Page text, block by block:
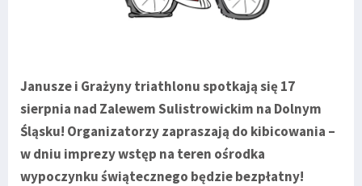
Janusze i Grażyny triathlonu spotkają się 17
sierpnia nad Zalewem Sulistrowickim na Dolnym
Śląsku! Organizatorzy zapraszają do kibicowania –
w dniu imprezy wstęp na teren ośrodka
wypoczynku świątecznego będzie bezpłatny!